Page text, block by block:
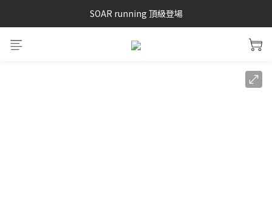
SAYSKY 26'春夏兩件85折
SOAR running 頂級登場
加入LINE好友 再領100購物金 點我加入